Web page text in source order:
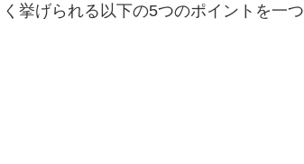
挙げられる以下の5つのポイントを一つ